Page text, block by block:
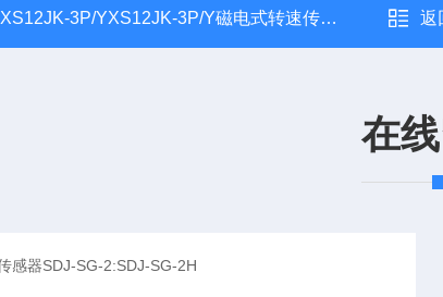
XS12JK-3P/YXS12JK-3P/Y磁电式转速传感器 返
在